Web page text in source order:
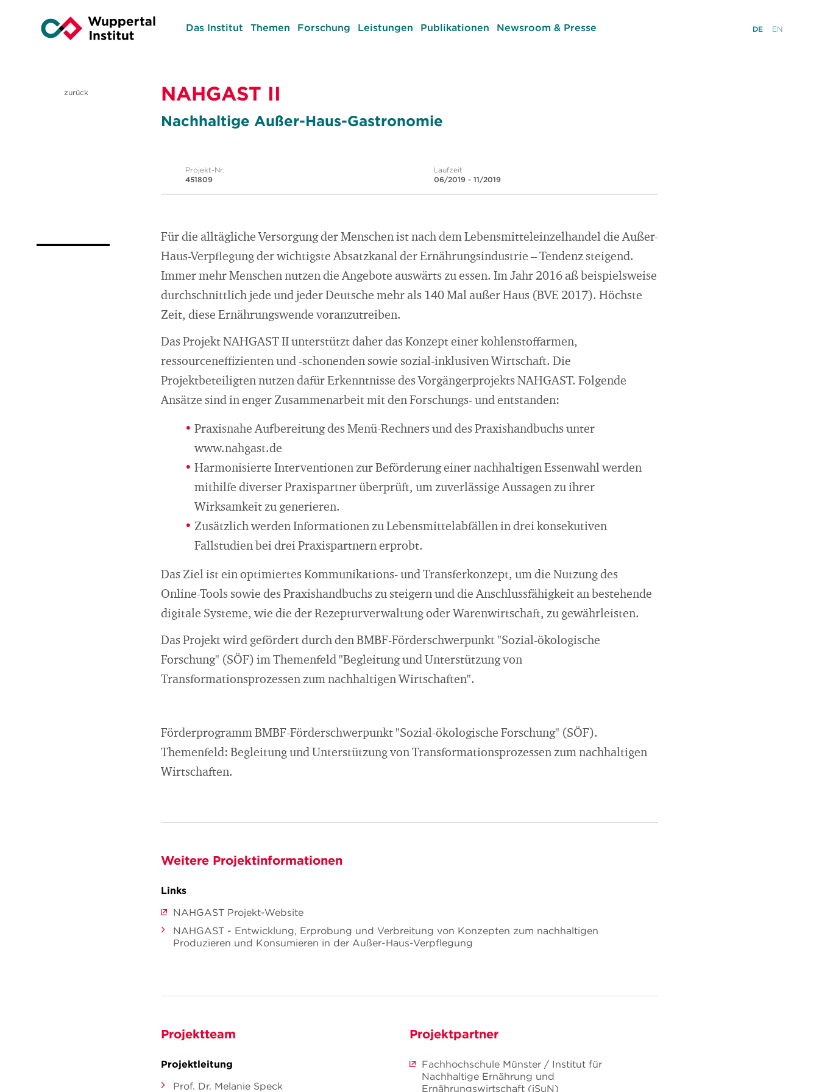
Das Institut Themen Forschung Leistungen Publikationen Newsroom & Presse DE EN
zurück NAHGAST II
Nachhaltige Außer-Haus-Gastronomie
Projekt-Nr.
451809
Laufzeit
06/2019 - 11/2019
Für die alltägliche Versorgung der Menschen ist nach dem Lebensmitteleinzelhandel die Außer-
Haus-Verpflegung der wichtigste Absatzkanal der Ernährungsindustrie – Tendenz steigend.
Immer mehr Menschen nutzen die Angebote auswärts zu essen. Im Jahr 2016 aß beispielsweise
durchschnittlich jede und jeder Deutsche mehr als 140 Mal außer Haus (BVE 2017). Höchste
Zeit, diese Ernährungswende voranzutreiben.
Das Projekt NAHGAST II unterstützt daher das Konzept einer kohlenstoffarmen,
ressourceneffizienten und -schonenden sowie sozial-inklusiven Wirtschaft. Die
Projektbeteiligten nutzen dafür Erkenntnisse des Vorgängerprojekts NAHGAST. Folgende
Ansätze sind in enger Zusammenarbeit mit den Forschungs- und entstanden:
Praxisnahe Aufbereitung des Menü-Rechners und des Praxishandbuchs unter
www.nahgast.de
Harmonisierte Interventionen zur Beförderung einer nachhaltigen Essenwahl werden
mithilfe diverser Praxispartner überprüft, um zuverlässige Aussagen zu ihrer
Wirksamkeit zu generieren.
Zusätzlich werden Informationen zu Lebensmittelabfällen in drei konsekutiven
Fallstudien bei drei Praxispartnern erprobt.
Das Ziel ist ein optimiertes Kommunikations- und Transferkonzept, um die Nutzung des
Online-Tools sowie des Praxishandbuchs zu steigern und die Anschlussfähigkeit an bestehende
digitale Systeme, wie die der Rezepturverwaltung oder Warenwirtschaft, zu gewährleisten.
Das Projekt wird gefördert durch den BMBF-Förderschwerpunkt "Sozial-ökologische
Forschung" (SÖF) im Themenfeld "Begleitung und Unterstützung von
Transformationsprozessen zum nachhaltigen Wirtschaften".
Förderprogramm BMBF-Förderschwerpunkt "Sozial-ökologische Forschung" (SÖF).
Themenfeld: Begleitung und Unterstützung von Transformationsprozessen zum nachhaltigen
Wirtschaften.
Weitere Projektinformationen
Links
NAHGAST Projekt-Website
NAHGAST - Entwicklung, Erprobung und Verbreitung von Konzepten zum nachhaltigen
Produzieren und Konsumieren in der Außer-Haus-Verpflegung
Projektteam
Projektleitung
Prof. Dr. Melanie Speck
Projektpartner
Fachhochschule Münster / Institut für
Nachhaltige Ernährung und
Ernährungswirtschaft (iSuN)